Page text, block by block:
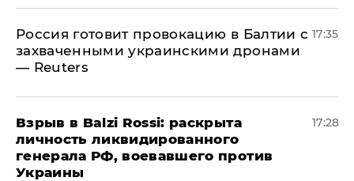
​Россия готовит провокацию в Балтии с
захваченными украинскими дронами
— Reuters
17:35
​Взрыв в Balzi Rossi: раскрыта
личность ликвидированного
генерала РФ, воевавшего против
Украины
17:28